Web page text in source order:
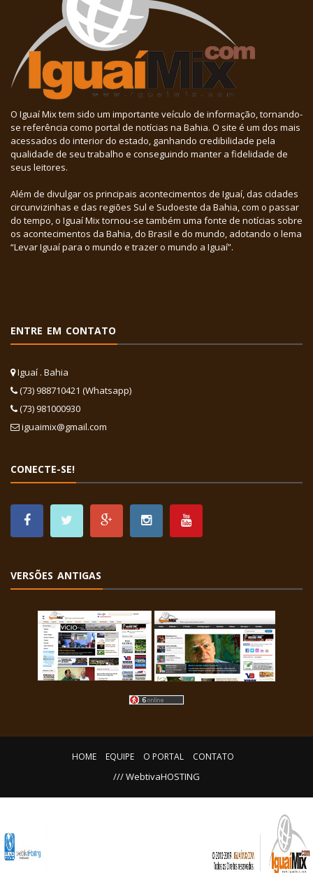
O Iguaí Mix tem sido um importante veículo de informação, tornando-
se referência como portal de notícias na Bahia. O site é um dos mais
acessados do interior do estado, ganhando credibilidade pela
qualidade de seu trabalho e conseguindo manter a fidelidade de
seus leitores.
Além de divulgar os principais acontecimentos de Iguaí, das cidades
circunvizinhas e das regiões Sul e Sudoeste da Bahia, com o passar
do tempo, o Iguaí Mix tornou-se também uma fonte de notícias sobre
os acontecimentos da Bahia, do Brasil e do mundo, adotando o lema
“Levar Iguaí para o mundo e trazer o mundo a Iguaí”.
ENTRE EM CONTATO
Iguaí . Bahia
(73) 988710421 (Whatsapp)
(73) 981000930
iguaimix@gmail.com
CONECTE-SE!
VERSÕES ANTIGAS
HOME EQUIPE O PORTAL CONTATO
/// WebtivaHOSTING